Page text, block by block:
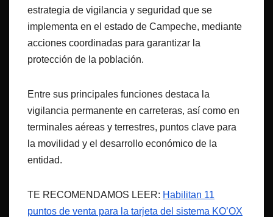
estrategia de vigilancia y seguridad que se
implementa en el estado de Campeche, mediante
acciones coordinadas para garantizar la
protección de la población.
Entre sus principales funciones destaca la
vigilancia permanente en carreteras, así como en
terminales aéreas y terrestres, puntos clave para
la movilidad y el desarrollo económico de la
entidad.
TE RECOMENDAMOS LEER: Habilitan 11
puntos de venta para la tarjeta del sistema KO’OX